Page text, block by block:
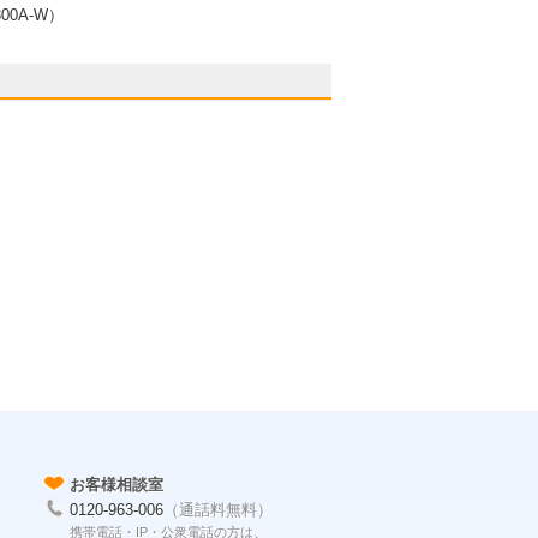
W）
お客様相談室
0120-963-006 （通話料無料）
携帯電話・IP・公衆電話の方は、